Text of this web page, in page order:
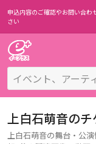
申込内容のご確認やお問い合わ
さい
上白石萌音の
上白石萌音の舞台・公